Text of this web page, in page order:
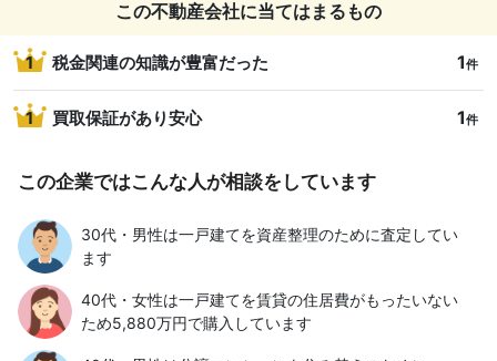
この不動産会社に当てはまるもの
1 税金関連の知識が豊富だった 1件
1 買取保証があり安心 1件
この企業ではこんな人が相談をしています
30代・男性は一戸建てを資産整理のために査定してい
ます
40代・女性は一戸建てを賃貸の住居費がもったいない
ため5,880万円で購入しています